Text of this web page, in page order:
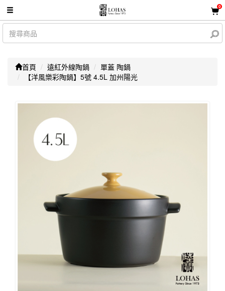
0
首頁 遠紅外線陶鍋
單蓋 陶鍋
【洋風樂彩陶鍋】5號 4.5L 加州陽光